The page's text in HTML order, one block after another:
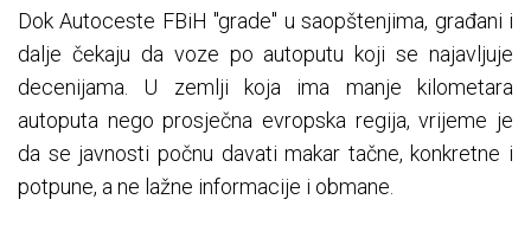
Dok Autoceste FBiH "grade" u saopštenjima, građani i
dalje čekaju da voze po autoputu koji se najavljuje
decenijama. U zemlji koja ima manje kilometara
autoputa nego prosječna evropska regija, vrijeme je
da se javnosti počnu davati makar tačne, konkretne i
potpune, a ne lažne informacije i obmane.